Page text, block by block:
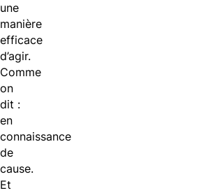
une
manière
efficace
d’agir.
Comme
on
dit :
en
connaissance
de
cause.
Et